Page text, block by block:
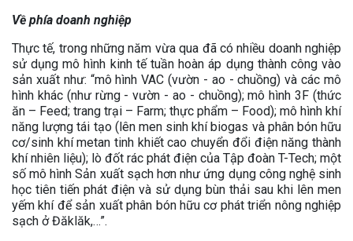
Về phía doanh nghiệp
Thực tế, trong những năm vừa qua đã có nhiều doanh nghiệp
sử dụng mô hình kinh tế tuần hoàn áp dụng thành công vào
sản xuất như: “mô hình VAC (vườn - ao - chuồng) và các mô
hình khác (như rừng - vườn - ao - chuồng); mô hình 3F (thức
ăn – Feed; trang trại – Farm; thực phẩm – Food); mô hình khí
năng lượng tái tạo (lên men sinh khí biogas và phân bón hữu
cơ/sinh khí metan tinh khiết cao chuyển đổi điện năng thành
khí nhiên liệu); lò đốt rác phát điện của Tập đoàn T-Tech; một
số mô hình Sản xuất sạch hơn như ứng dụng công nghệ sinh
học tiên tiến phát điện và sử dụng bùn thải sau khi lên men
yếm khí để sản xuất phân bón hữu cơ phát triển nông nghiệp
sạch ở Đăklăk,…”.